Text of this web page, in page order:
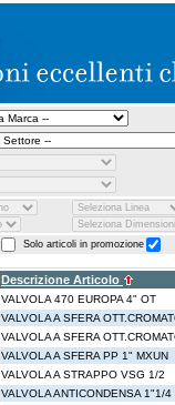
Solo articoli in promozione
Descrizione Articolo
VALVOLA 470 EUROPA 4" OT
VALVOLA A SFERA
VALVOLA A SFERA
VALVOLA A SFERA PP 1" MXUN
VALVOLA A STRAPPO VSG 1/2
VALVOLA ANTICONDENSA 1"1/4